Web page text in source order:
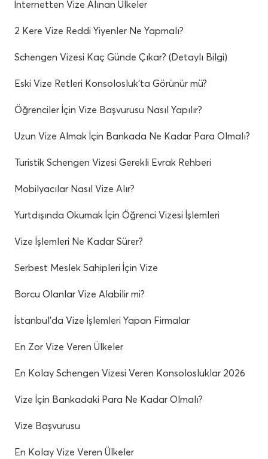
İnternetten Vize Alınan Ülkeler
2 Kere Vize Reddi Yiyenler Ne Yapmalı?
Schengen Vizesi Kaç Günde Çıkar? (Detaylı Bilgi)
Eski Vize Retleri Konsolosluk’ta Görünür mü?
Öğrenciler İçin Vize Başvurusu Nasıl Yapılır?
Uzun Vize Almak İçin Bankada Ne Kadar Para Olmalı?
Turistik Schengen Vizesi Gerekli Evrak Rehberi
Mobilyacılar Nasıl Vize Alır?
Yurtdışında Okumak İçin Öğrenci Vizesi İşlemleri
Vize İşlemleri Ne Kadar Sürer?
Serbest Meslek Sahipleri İçin Vize
Borcu Olanlar Vize Alabilir mi?
İstanbul’da Vize İşlemleri Yapan Firmalar
En Zor Vize Veren Ülkeler
En Kolay Schengen Vizesi Veren Konsolosluklar 2026
Vize İçin Bankadaki Para Ne Kadar Olmalı?
Vize Başvurusu
En Kolay Vize Veren Ülkeler